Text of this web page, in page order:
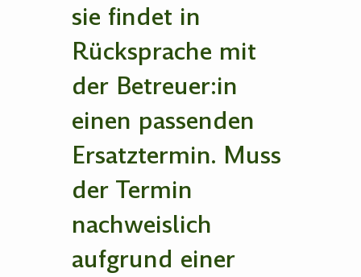
sie findet in
Rücksprache mit
der Betreuer:in
einen passenden
Ersatztermin. Muss
der Termin
nachweislich
aufgrund einer